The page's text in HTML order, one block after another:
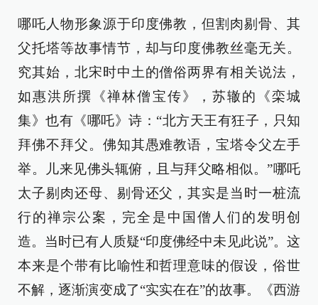
哪吒人物形象源于印度佛教，但割肉剔骨、其
父托塔等故事情节，却与印度佛教丝毫无关。
究其始，北宋时中土的僧俗两界有相关说法，
如惠洪所撰《禅林僧宝传》，苏辙的《栾城
集》也有《哪吒》诗：“北方天王有狂子，只知
拜佛不拜父。佛知其愚难教语，宝塔令父左手
举。儿来见佛头辄俯，且与拜父略相似。”哪吒
太子剔肉还母、剔骨还父，其实是当时一桩流
行的禅宗公案，完全是中国僧人们的发明创
造。当时已有人质疑“印度佛经中未见此说”。这
本来是个带有比喻性和哲理意味的假设，俗世
不解，逐渐演变成了“实实在在”的故事。《西游